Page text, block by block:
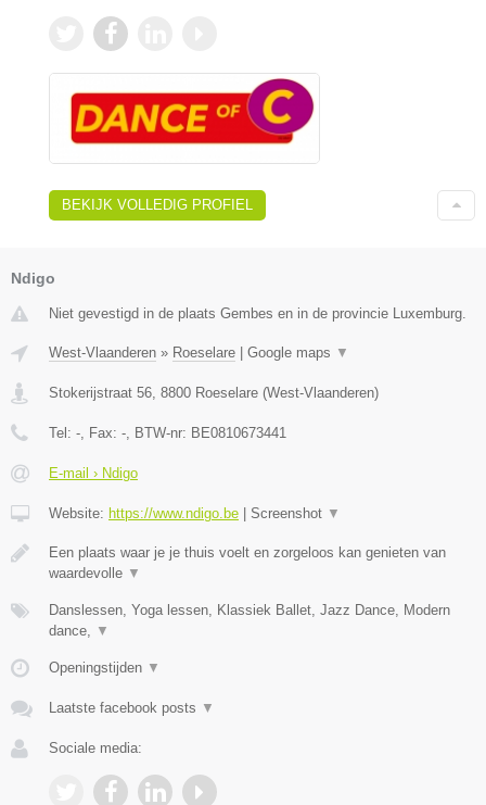
BEKIJK VOLLEDIG PROFIEL
Ndigo
Niet gevestigd in de plaats Gembes en in de provincie Luxemburg.
West-Vlaanderen » Roeselare Google maps ▼
Stokerijstraat 56 8800 Roeselare (West-Vlaanderen)
Tel: - , Fax: - , BTW-nr: BE0810673441
E-mail › Ndigo
Website: https://www.ndigo.be Screenshot ▼
Een plaats waar je je thuis voelt en zorgeloos kan genieten van
waardevolle ▼
Danslessen, Yoga lessen, Klassiek Ballet, Jazz Dance, Modern
dance,
▼
Openingstijden ▼
Laatste facebook posts ▼
Sociale media: